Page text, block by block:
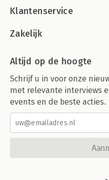
Klantenservice
Zakelijk
Altijd op de hoogte
Schrijf u in voor onze
met relevante interviews
events en de beste acties.